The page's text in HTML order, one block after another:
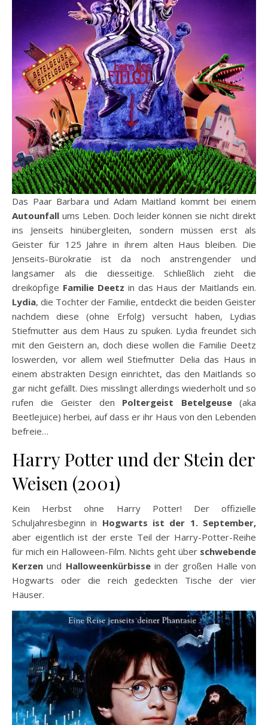
Das Paar Barbara und Adam Maitland kommt bei einem
Autounfall ums Leben. Doch leider können sie nicht direkt
ins Jenseits hinübergleiten, sondern müssen erst als
Geister für 125 Jahre in ihrem alten Haus bleiben. Die
Jenseits-Bürokratie ist da noch anstrengender und
langsamer als die diesseitige. Schließlich zieht die
dreiköpfige Familie Deetz in das Haus der Maitlands ein.
Lydia, die Tochter der Familie, entdeckt die beiden Geister
nachdem diese (ohne Erfolg) versucht haben, Lydias
Stiefmutter aus dem Haus zu spuken. Lydia freundet sich
mit den Geistern an, doch diese wollen die Familie Deetz
loswerden, vor allem weil Stiefmutter Delia das Haus in
einem abstrakten Design einrichtet, das den Maitlands so
gar nicht gefällt. Dies misslingt allerdings wiederholt und so
rufen die Geister den Poltergeist Betelgeuse(aka
Beetlejuice) herbei, auf dass er ihr Haus von den Lebenden
befreie…
Harry Potter und der Stein der
Weisen (2001)
Kein Herbst ohne Harry Potter! Der offizielle
Schuljahresbeginn in Hogwarts ist der 1. September,
aber eigentlich ist der erste Teil der Harry-Potter-Reihe
für mich ein Halloween-Film. Nichts geht über schwebende
Kerzen und Halloweenkürbissein der großen Halle von
Hogwarts oder die reich gedeckten Tische der vier
Häuser.